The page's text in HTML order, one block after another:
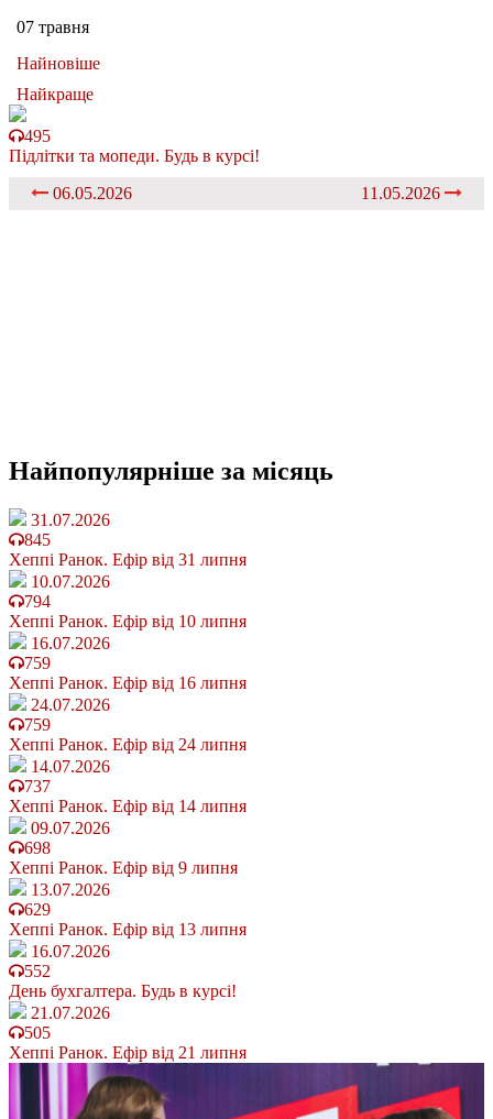
07 травня
Найновіше
Найкраще
495
Підлітки та мопеди. Будь в курсі!
06.05.2026
11.05.2026
Найпопулярніше за місяць
31.07.2026
845
Хеппі Ранок. Ефір від 31 липня
10.07.2026
794
Хеппі Ранок. Ефір від 10 липня
16.07.2026
759
Хеппі Ранок. Ефір від 16 липня
24.07.2026
759
Хеппі Ранок. Ефір від 24 липня
14.07.2026
737
Хеппі Ранок. Ефір від 14 липня
09.07.2026
698
Хеппі Ранок. Ефір від 9 липня
13.07.2026
629
Хеппі Ранок. Ефір від 13 липня
16.07.2026
552
День бухгалтера. Будь в курсі!
21.07.2026
505
Хеппі Ранок. Ефір від 21 липня